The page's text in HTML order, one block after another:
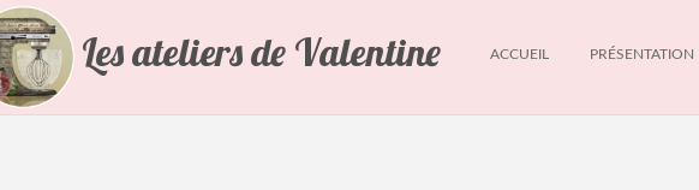
Les ateliers de Valentine ACCUEIL PRÉSENTATION